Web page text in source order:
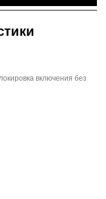
включения без